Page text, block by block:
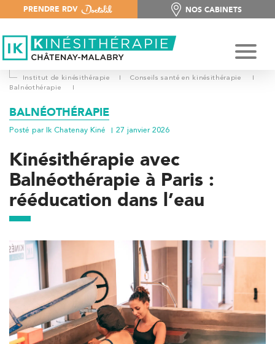
PRENDRE RDV
NOS CABINETS
NOS CABINETS
Institut de kinésithérapie I Conseils santé en kinésithérapie
I
Balnéothérapie
I
BALNÉOTHÉRAPIE
Posté par Ik Chatenay Kiné 27 janvier 2026
Kinésithérapie avec
Balnéothérapie à Paris :
rééducation dans l’eau